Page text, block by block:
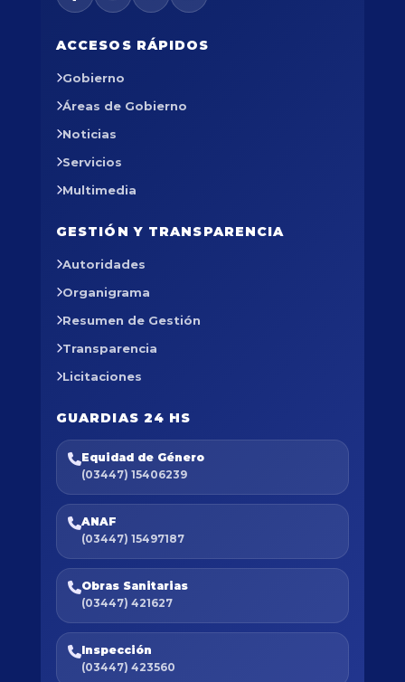
ACCESOS RÁPIDOS
Gobierno
Áreas de Gobierno
Noticias
Servicios
Multimedia
GESTIÓN Y TRANSPARENCIA
Autoridades
Organigrama
Resumen de Gestión
Transparencia
Licitaciones
GUARDIAS 24 HS
Equidad de Género
(03447) 15406239
ANAF
(03447) 15497187
Obras Sanitarias
(03447) 421627
Inspección
(03447) 423560